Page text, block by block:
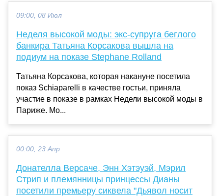
09:00, 08 Июл
Неделя высокой моды: экс-супруга беглого
банкира Татьяна Корсакова вышла на
подиум на показе Stephane Rolland
Татьяна Корсакова, которая накануне посетила
показ Schiaparelli в качестве гостьи, приняла
участие в показе в рамках Недели высокой моды в
Париже. Мо...
00:00, 23 Апр
Донателла Версаче, Энн Хэтэуэй, Мэрил
Стрип и племянницы принцессы Дианы
посетили премьеру сиквела "Дьявол носит